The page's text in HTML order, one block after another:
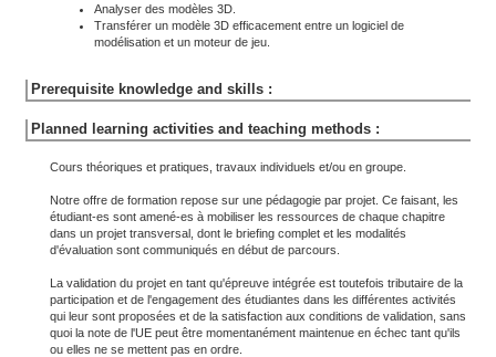
Analyser des modèles 3D.
Transférer un modèle 3D efficacement entre un logiciel de
modélisation et un moteur de jeu.
Prerequisite knowledge and skills :
Planned learning activities and teaching methods :
Cours théoriques et pratiques, travaux individuels et/ou en groupe.
Notre offre de formation repose sur une pédagogie par projet. Ce faisant, les
étudiant-es sont amené-es à mobiliser les ressources de chaque chapitre
dans un projet transversal, dont le briefing complet et les modalités
d'évaluation sont communiqués en début de parcours.
La validation du projet en tant qu'épreuve intégrée est toutefois tributaire de la
participation et de l'engagement des étudiantes dans les différentes activités
qui leur sont proposées et de la satisfaction aux conditions de validation, sans
quoi la note de l'UE peut être momentanément maintenue en échec tant qu'ils
ou elles ne se mettent pas en ordre.